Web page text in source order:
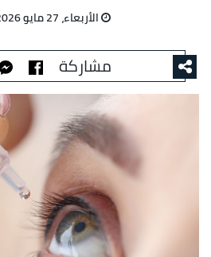
الأربعاء، 27 مايو 2026 02:58 م
مشاركة